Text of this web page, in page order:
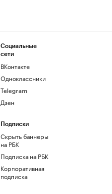
Социальные
сети
ВКонтакте
Одноклассники
Telegram
Дзен
Подписки
Скрыть баннеры
на РБК
Подписка на РБК
Корпоративная
подписка